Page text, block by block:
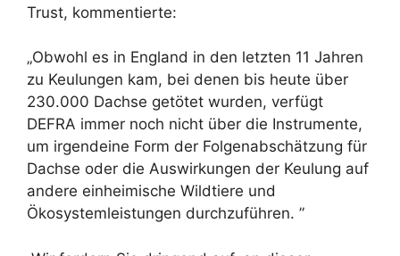
Trust, kommentierte:
„Obwohl es in England in den letzten 11 Jahren
zu Keulungen kam, bei denen bis heute über
230.000 Dachse getötet wurden, verfügt
DEFRA immer noch nicht über die Instrumente,
um irgendeine Form der Folgenabschätzung für
Dachse oder die Auswirkungen der Keulung auf
andere einheimische Wildtiere und
Ökosystemleistungen durchzuführen. ”